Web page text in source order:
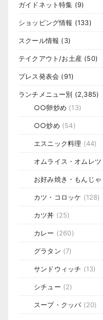
ガイドネット特集 (9)
ショッピング情報 (133)
スクール情報 (3)
テイクアウト/お土産 (50)
プレス発表会 (91)
ランチメニュー別 (2,385)
○○卵炒め (13)
○○炒め (54)
エスニック料理 (44)
オムライス・オムレツ
お好み焼き・もんじゃ
カツ・コロッケ (128)
カツ丼 (25)
カレー (260)
グラタン (7)
サンドウィッチ (13)
シチュー (2)
スープ・クッパ (20)